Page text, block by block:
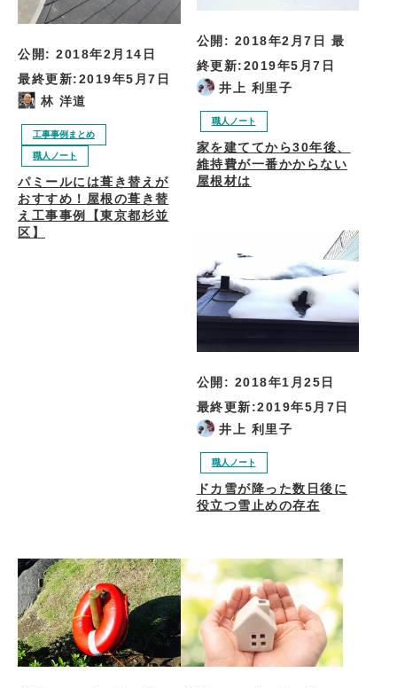
公開: 2018年2月14日
最終更新:2019年5月7日
林 洋道
工事事例まとめ
職人ノート
パミールには葺き替えが
おすすめ！屋根の葺き替
え工事事例【東京都杉並
区】
公開: 2018年2月7日
最
終更新:2019年5月7日
井上 利里子
職人ノート
家を建ててから30年後、
維持費が一番かからない
屋根材は
公開: 2018年1月25日
最終更新:2019年5月7日
井上 利里子
職人ノート
ドカ雪が降った数日後に
役立つ雪止めの存在